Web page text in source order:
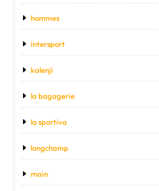
hommes
intersport
kalenji
la bagagerie
la sportiva
longchamp
main